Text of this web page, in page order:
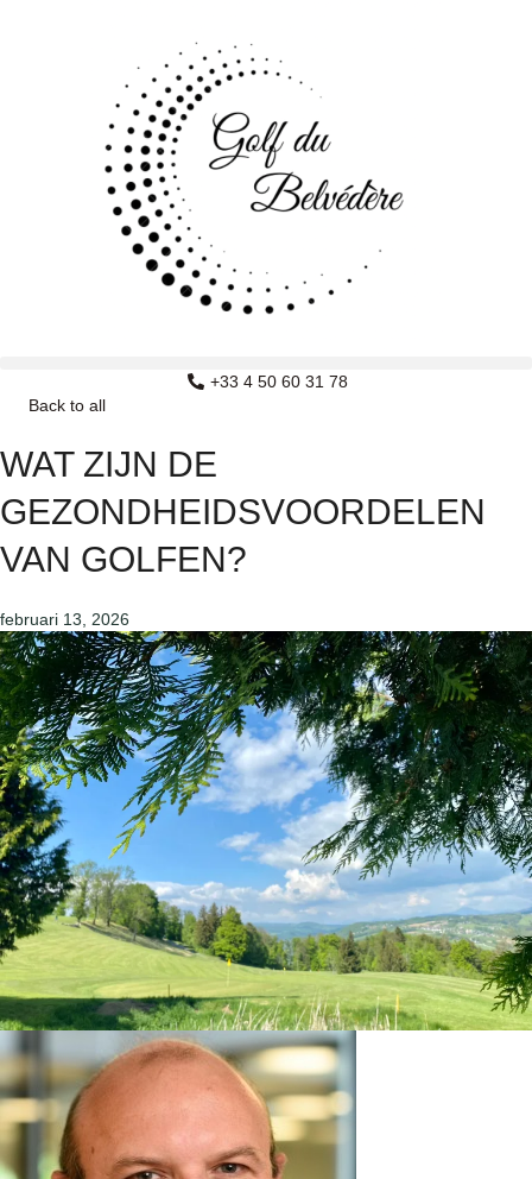
+33 4 50 60 31 78
Back to all
WAT ZIJN DE
GEZONDHEIDSVOORDELEN
VAN GOLFEN?
februari 13, 2026